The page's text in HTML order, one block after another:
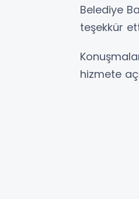
Belediye
teşekkür
hizmete